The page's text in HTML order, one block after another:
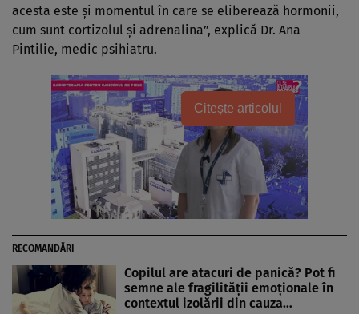
acesta este şi momentul în care se eliberează hormonii,
cum sunt cortizolul şi adrenalina”, explică Dr. Ana
Pintilie, medic psihiatru.
Citește articolul
RECOMANDĂRI
Copilul are atacuri de panică? Pot fi
semne ale fragilităţii emoţionale în
contextul izolării din cauza…